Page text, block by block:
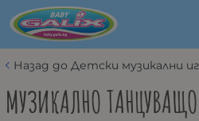
Назад до Детски музикални
МУЗИКАЛНО